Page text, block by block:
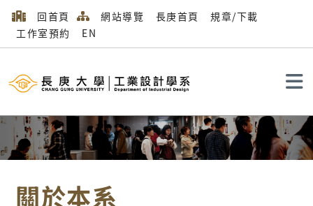
回首頁 網站導覽 長庚首頁
規章/下載
工作室預約
EN
關於本系